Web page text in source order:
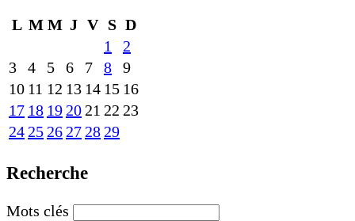
L M M J V S D
1
2
3
4 5 6 7 8
9
10 11 12 13 14 15 16
17 18 19 20 21 22 23
24 25 26 27 28 29
Recherche
Mots clés